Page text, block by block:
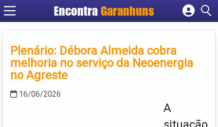
EncontraGaranhuns
Cadastrar empresa
Criar conta
Plenário: Débora Almeida cobra
melhoria no serviço da Neoenergia
no Agreste
16/06/2026
A